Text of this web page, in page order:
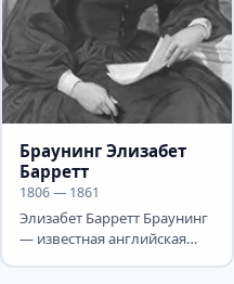
Браунинг Элизабет
Барретт
1806 — 1861
Элизабет Барретт Браунинг
— известная английская